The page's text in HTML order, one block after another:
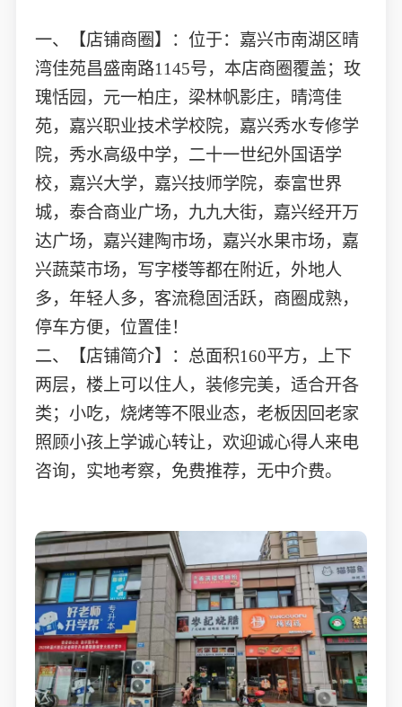
一、【店铺商圈】：位于：嘉兴市南湖区晴
湾佳苑昌盛南路1145号，本店商圈覆盖；玫
瑰恬园，元一柏庄，梁林帆影庄，晴湾佳
苑，嘉兴职业技术学校院，嘉兴秀水专修学
院，秀水高级中学，二十一世纪外国语学
校，嘉兴大学，嘉兴技师学院，泰富世界
城，泰合商业广场，九九大街，嘉兴经开万
达广场，嘉兴建陶市场，嘉兴水果市场，嘉
兴蔬菜市场，写字楼等都在附近，外地人
多，年轻人多，客流稳固活跃，商圈成熟，
停车方便，位置佳！
二、【店铺简介】：总面积160平方，上下
两层，楼上可以住人，装修完美，适合开各
类；小吃，烧烤等不限业态，老板因回老家
照顾小孩上学诚心转让，欢迎诚心得人来电
咨询，实地考察，免费推荐，无中介费。